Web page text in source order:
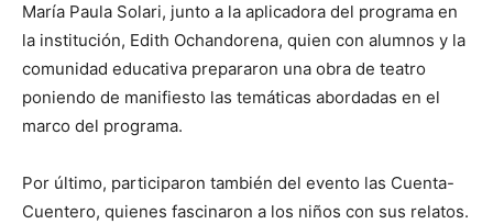
María Paula Solari, junto a la aplicadora del programa en
la institución, Edith Ochandorena, quien con alumnos y la
comunidad educativa prepararon una obra de teatro
poniendo de manifiesto las temáticas abordadas en el
marco del programa.
Por último, participaron también del evento las Cuenta-
Cuentero, quienes fascinaron a los niños con sus relatos.